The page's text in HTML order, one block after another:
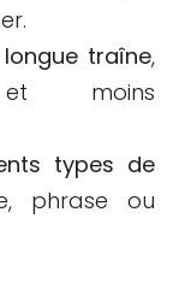
longue traîne,
moins
types de
phrase ou